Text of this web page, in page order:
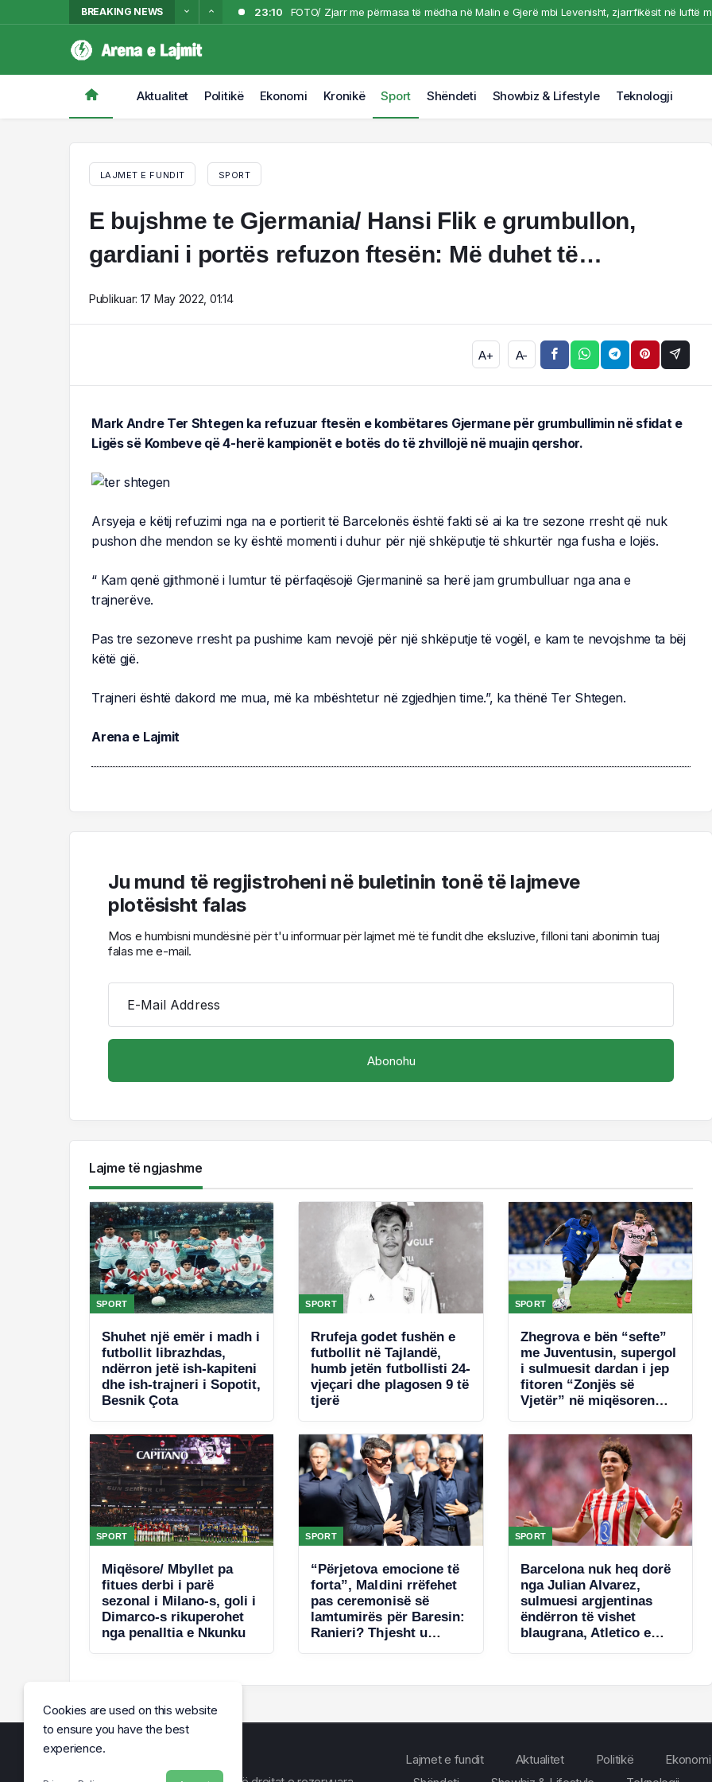
BREAKING NEWS 23:10
FOTO/ Zjarr me përmasa të mëdha në Malin e Gjerë mbi Levenisht, zjarrfikësit në luftë
Aktualitet Politikë Ekonomi Kronikë Sport Shëndeti Showbiz & Lifestyle Teknologji
LAJMET E FUNDIT SPORT
E bujshme te Gjermania/ Hansi Flik e grumbullon,
gardiani i portës refuzon ftesën: Më duhet të…
Publikuar: 17 May 2022, 01:14
A+ A-
Mark Andre Ter Shtegen ka refuzuar ftesën e kombëtares Gjermane për grumbullimin në sfidat e
Ligës së Kombeve që 4-herë kampionët e botës do të zhvillojë në muajin qershor.
Arsyeja e këtij refuzimi nga na e portierit të Barcelonës është fakti së ai ka tre sezone rresht që nuk
pushon dhe mendon se ky është momenti i duhur për një shkëputje të shkurtër nga fusha e lojës.
“ Kam qenë gjithmonë i lumtur të përfaqësojë Gjermaninë sa herë jam grumbulluar nga ana e
trajnerëve.
Pas tre sezoneve rresht pa pushime kam nevojë për një shkëputje të vogël, e kam te nevojshme ta bëj
këtë gjë.
Trajneri është dakord me mua, më ka mbështetur në zgjedhjen time.”, ka thënë Ter Shtegen.
Arena e Lajmit
Ju mund të regjistroheni në buletinin tonë të lajmeve
plotësisht falas
Mos e humbisni mundësinë për t'u informuar për lajmet më të fundit dhe eksluzive, filloni tani abonimin tuaj
falas me e-mail.
E-Mail Address
Lajme të ngjashme
SPORT
Shuhet një emër i madh i
futbollit librazhdas,
ndërron jetë ish-kapiteni
dhe ish-trajneri i Sopotit,
Besnik Çota
SPORT
Rrufeja godet fushën e
futbollit në Tajlandë,
humb jetën futbollisti 24-
vjeçari dhe plagosen 9 të
tjerë
SPORT
Zhegrova e bën “sefte”
me Juventusin, supergol
i sulmuesit dardan i jep
fitoren “Zonjës së
Vjetër” në miqësoren
SPORT
Miqësore/ Mbyllet pa
fitues derbi i parë
sezonal i Milano-s, goli i
Dimarco-s rikuperohet
nga penalltia e Nkunku
SPORT
“Përjetova emocione të
forta”, Maldini rrëfehet
pas ceremonisë së
lamtumirës për Baresin:
Ranieri? Thjesht u
SPORT
Barcelona nuk heq dorë
nga Julian Alvarez,
sulmuesi argjentinas
ëndërron të vishet
blaugrana, Atletico e
Cookies are used on this website
to ensure you have the best
experience.
Lajmet e fundit Aktualitet Politikë Ekonomi